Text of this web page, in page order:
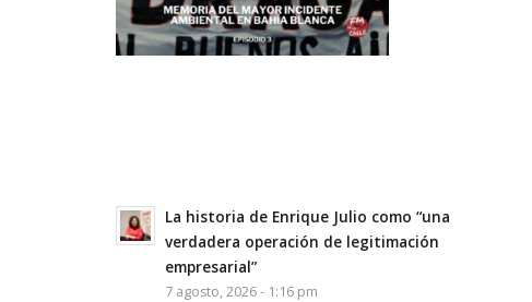
La historia de Enrique Julio como “una
verdadera operación de legitimación
empresarial”
7 agosto, 2026 - 1:16 pm